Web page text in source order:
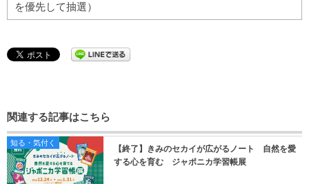
を優先して抽選）
関連する記事はこちら
知る・気付く
【終了】きみのセカイが広がるノート 自然を愛
する心を育む ジャポニカ学習帳展